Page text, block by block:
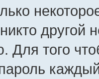
другой
Для того